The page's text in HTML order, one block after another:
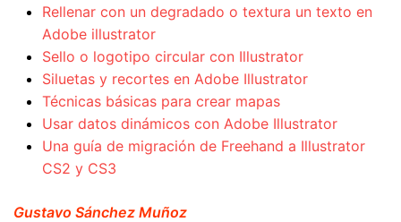
Rellenar con un degradado o textura un texto en
Adobe illustrator
Sello o logotipo circular con Illustrator
Siluetas y recortes en Adobe Illustrator
Técnicas básicas para crear mapas
Usar datos dinámicos con Adobe Illustrator
Una guía de migración de Freehand a Illustrator
CS2 y CS3
Gustavo Sánchez Muñoz